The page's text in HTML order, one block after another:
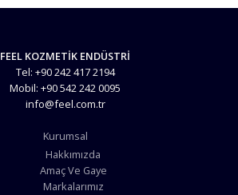
FEEL KOZMETİK ENDÜSTRİ
Tel: +90 242 417 2194
Mobil: +90 542 242 0095
info@feel.com.tr
Kurumsal
Hakkımızda
Amaç Ve Gaye
Markalarımız